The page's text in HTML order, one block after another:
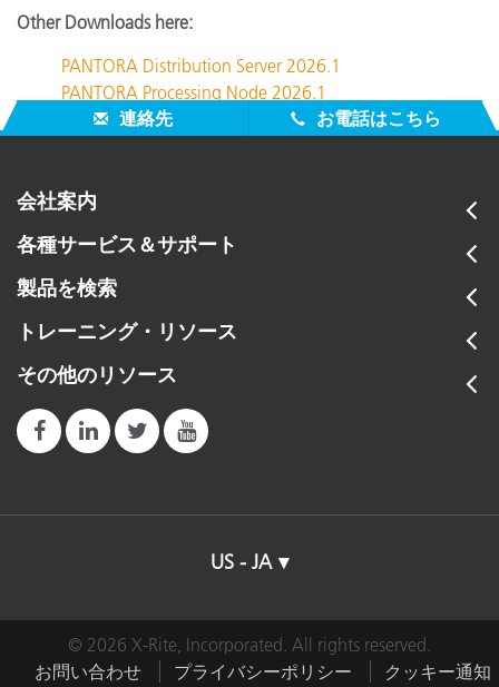
Other Downloads here:
PANTORA Distribution Server 2026.1
PANTORA Processing Node 2026.1
連絡先
お電話はこちら
会社案内
各種サービス＆サポート
製品を検索
トレーニング・リソース
その他のリソース
US - JA
© 2026 X-Rite, Incorporated. All rights reserved.
お問い合わせ
プライバシーポリシー クッキー通知